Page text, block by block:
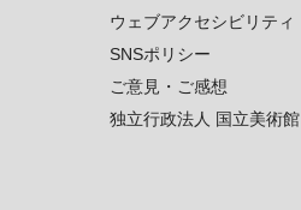
ウェブアクセシビリティ
SNSポリシー
ご意見・ご感想
独立行政法人 国立美術館